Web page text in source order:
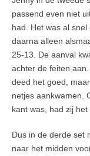
passend even niet
had. Het was al
daarna alleen
25-13. De aanval
achter de feiten
deed het goed,
netjes aankwamen.
kant was, had zij
Dus in de derde set
naar het midden